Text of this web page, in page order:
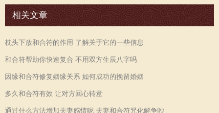
相关文章
枕头下放和合符的作用 了解关于它的一些信息
和合符帮助你快速复合 不用双方生辰八字吗
因缘和合符修复姻缘关系 如何成功的挽留婚姻
多久和合符有效 让对方回心转意
通过什么方法增加夫妻感情呢 夫妻和合符咒化解争吵